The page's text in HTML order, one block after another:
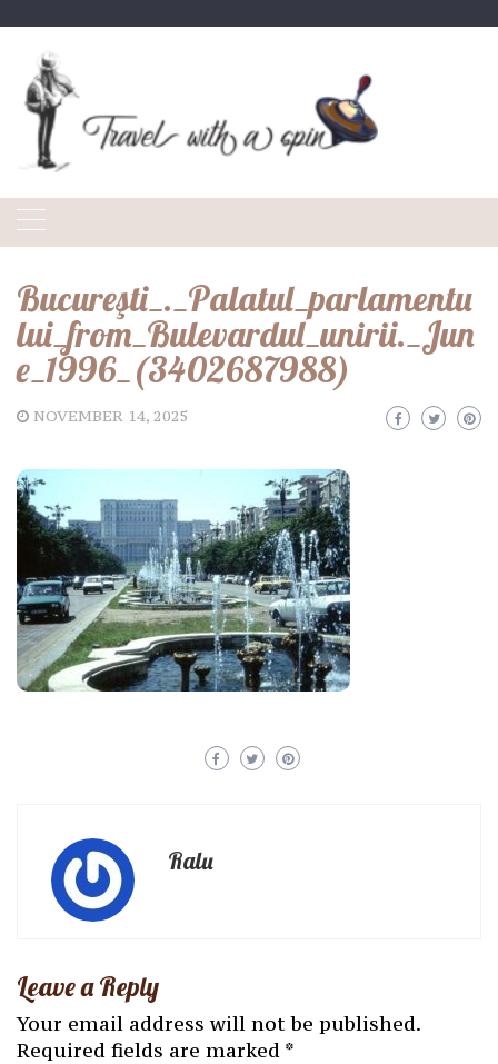
content
Bucureşti_._Palatul_parlamentu
lui_from_Bulevardul_unirii._Jun
e_1996_(3402687988)
NOVEMBER 14, 2025
Ralu
Leave a Reply
Your email address will not be published.
Required fields are marked *